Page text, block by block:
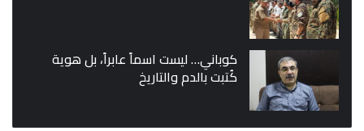
كوباني… ليست اسماً عابراً، بل هوية
كُتبت بالدم والتاريخ